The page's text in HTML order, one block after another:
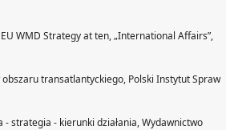
WMD Strategy at ten, „International Affairs”,
transatlantyckiego, Polski Instytut Spraw
- strategia - kierunki działania, Wydawnictwo